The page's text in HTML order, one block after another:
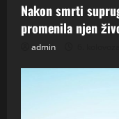
Nakon smrti
promenila njen
admin